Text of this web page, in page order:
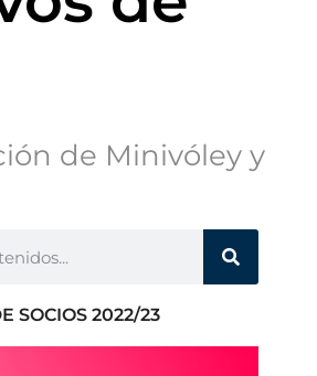
de Minivóley y
SOCIOS 2022/23